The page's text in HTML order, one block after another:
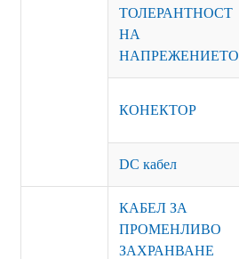
ТОЛЕРАНТНОСТ
НА
НАПРЕЖЕНИЕТО
КОНЕКТОР
DC кабел
КАБЕЛ ЗА
ПРОМЕНЛИВО
ЗАХРАНВАНЕ